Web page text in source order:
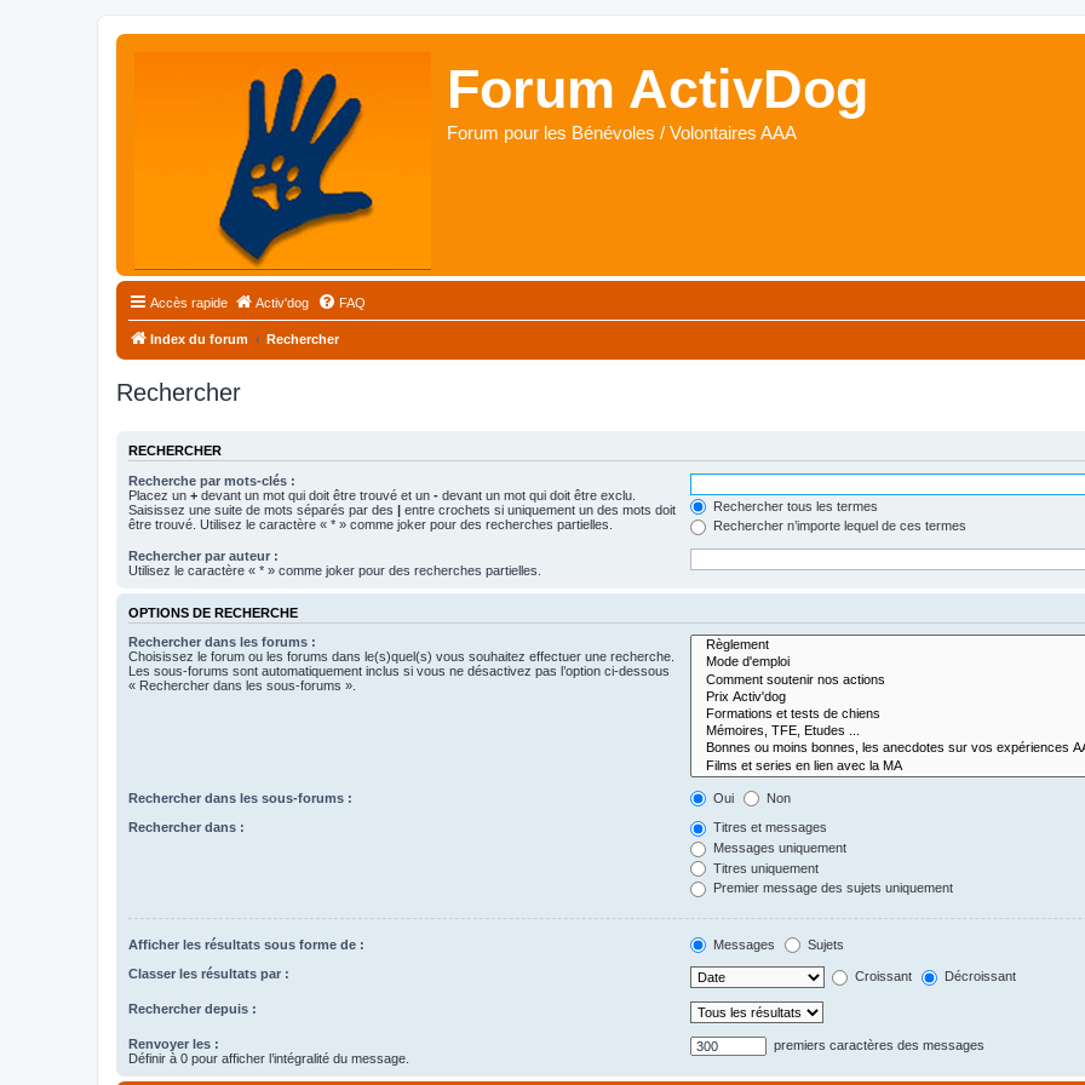
Forum ActivDog
Forum pour les Bénévoles / Volontaires AAA
Accès rapide Activ'dog FAQ
Index du forum Rechercher
Rechercher
RECHERCHER
Recherche par mots-clés :
Placez un + devant un mot qui doit être trouvé et un - devant un mot qui doit être exclu.
Saisissez une suite de mots séparés par des | entre crochets si uniquement un des mots doit
être trouvé. Utilisez le caractère « * » comme joker pour des recherches partielles.
Rechercher tous les termes
Rechercher n’importe lequel de ces termes
Rechercher par auteur :
Utilisez le caractère « * » comme joker pour des recherches partielles.
OPTIONS DE RECHERCHE
Rechercher dans les forums :
Choisissez le forum ou les forums dans le(s)quel(s) vous souhaitez effectuer une recherche.
Les sous-forums sont automatiquement inclus si vous ne désactivez pas l’option ci-dessous
« Rechercher dans les sous-forums ».
Rechercher dans les sous-forums : Oui Non
Rechercher dans :
Titres et messages
Messages uniquement
Titres uniquement
Premier message des sujets uniquement
Afficher les résultats sous forme de : Messages Sujets
Classer les résultats par : Croissant Décroissant
Rechercher depuis :
Renvoyer les :
Définir à 0 pour afficher l’intégralité du message.
premiers caractères des messages